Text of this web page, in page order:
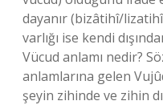
dayanır (bizâtihî/
varlığı ise kendi
Vücud anlamı nedir?
anlamlarına gelen
şeyin zihinde ve zihin